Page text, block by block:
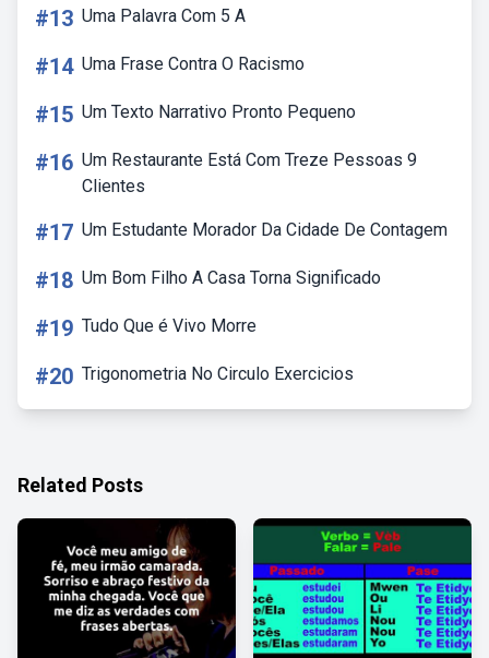
#13 Uma Palavra Com 5 A
#14 Uma Frase Contra O Racismo
#15 Um Texto Narrativo Pronto Pequeno
#16 Um Restaurante Está Com Treze Pessoas 9
Clientes
#17 Um Estudante Morador Da Cidade De Contagem
#18 Um Bom Filho A Casa Torna Significado
#19 Tudo Que é Vivo Morre
#20 Trigonometria No Circulo Exercicios
Related Posts